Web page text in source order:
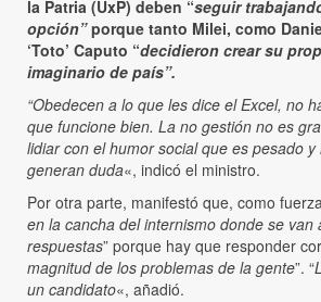
la Patria (UxP) deben “seguir
opción”porque tanto Milei, como
‘Toto’ Caputo “decidieron crear su
imaginario de país”.
“Obedecen a lo que les dice el Excel, no
que funcione bien. La no gestión no es
lidiar con el humor social que es pesado
generan duda«, indicó el ministro.
Por otra parte, manifestó que, como
en la cancha del internismo donde se van
respuestas” porque hay que responder
magnitud de los problemas de la gente”. “
un candidato«, añadió.